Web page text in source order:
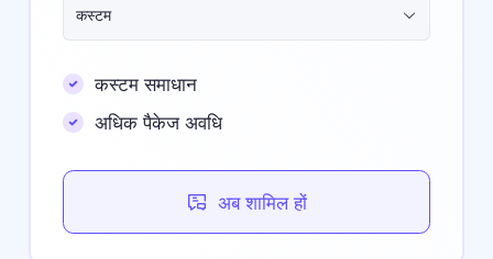
कस्टम
कस्टम समाधान
अधिक पैकेज अवधि
अब शामिल हों